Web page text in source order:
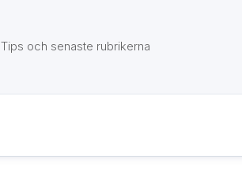
Tips och senaste rubrikerna